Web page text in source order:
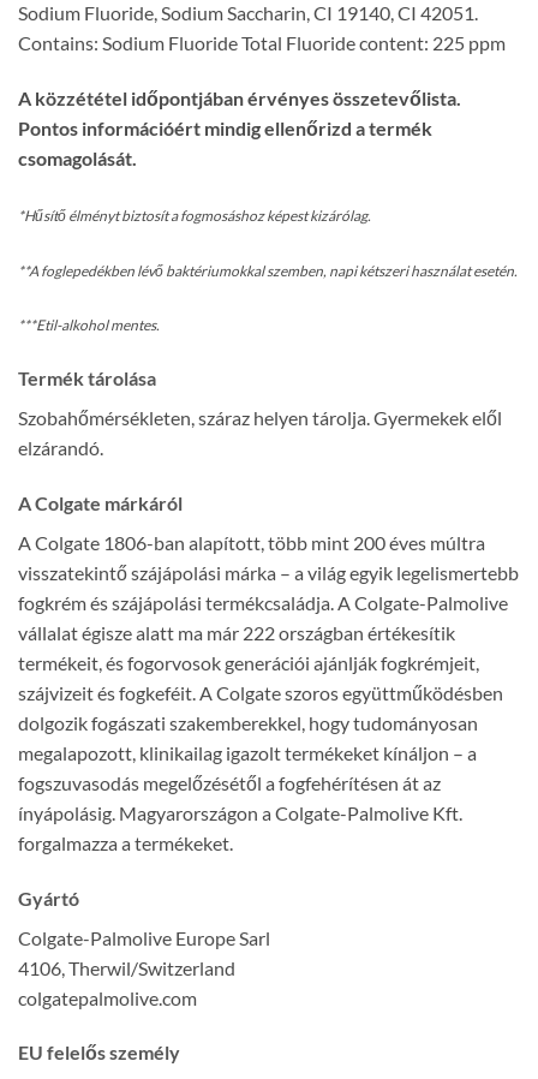
Sodium Fluoride, Sodium Saccharin, CI 19140, CI 42051.
Contains: Sodium Fluoride Total Fluoride content: 225 ppm
A közzététel időpontjában érvényes összetevőlista.
Pontos információért mindig ellenőrizd a termék
csomagolását.
*Hűsítő élményt biztosít a fogmosáshoz képest kizárólag.
**A foglepedékben lévő baktériumokkal szemben, napi kétszeri használat esetén.
***Etil-alkohol mentes.
Termék tárolása
Szobahőmérsékleten, száraz helyen tárolja. Gyermekek elől
elzárandó.
A Colgate márkáról
A Colgate 1806-ban alapított, több mint 200 éves múltra
visszatekintő szájápolási márka – a világ egyik legelismertebb
fogkrém és szájápolási termékcsaládja. A Colgate-Palmolive
vállalat égisze alatt ma már 222 országban értékesítik
termékeit, és fogorvosok generációi ajánlják fogkrémjeit,
szájvizeit és fogkeféit. A Colgate szoros együttműködésben
dolgozik fogászati szakemberekkel, hogy tudományosan
megalapozott, klinikailag igazolt termékeket kínáljon – a
fogszuvasodás megelőzésétől a fogfehérítésen át az
ínyápolásig. Magyarországon a Colgate-Palmolive Kft.
forgalmazza a termékeket.
Gyártó
Colgate-Palmolive Europe Sarl
4106, Therwil/Switzerland
colgatepalmolive.com
EU felelős személy